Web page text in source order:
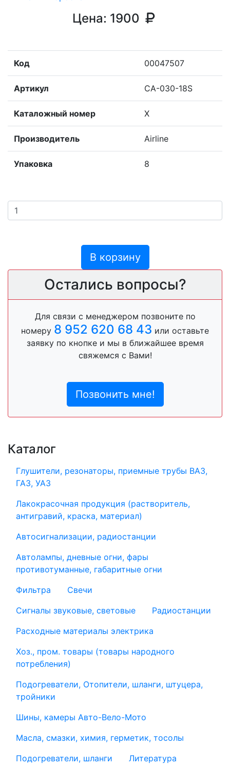
Цена: 1900
Код 00047507
Артикул CA-030-18S
Каталожный номер X
Производитель Airline
Упаковка 8
В корзину
Остались вопросы?
Для связи с менеджером позвоните по
номеру 8 952 620 68 43 или оставьте
заявку по кнопке и мы в ближайшее время
свяжемся с Вами!
Позвонить мне!
Каталог
Глушители, резонаторы, приемные трубы ВАЗ,
ГАЗ, УАЗ
Лакокрасочная продукция (растворитель,
антигравий, краска, материал)
Автосигнализации, радиостанции
Автолампы, дневные огни, фары
противотуманные, габаритные огни
Фильтра
Свечи
Сигналы звуковые, световые
Радиостанции
Расходные материалы электрика
Хоз., пром. товары (товары народного
потребления)
Подогреватели, Отопители, шланги, штуцера,
тройники
Шины, камеры Авто-Вело-Мото
Масла, смазки, химия, герметик, тосолы
Подогреватели, шланги
Литература